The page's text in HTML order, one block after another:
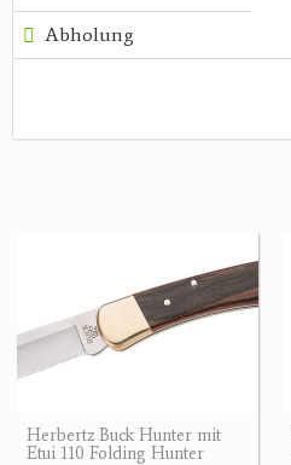
Abholung
Herbertz Buck Hunter mit
Etui 110 Folding Hunter